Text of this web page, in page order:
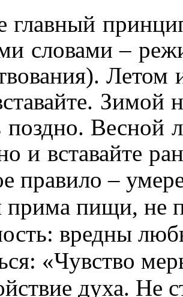
главный
словами –
Летом
Зимой
поздно. Весной
и вставайте
правило –
прима пищи, не
вредны
«Чувство
духа. Не